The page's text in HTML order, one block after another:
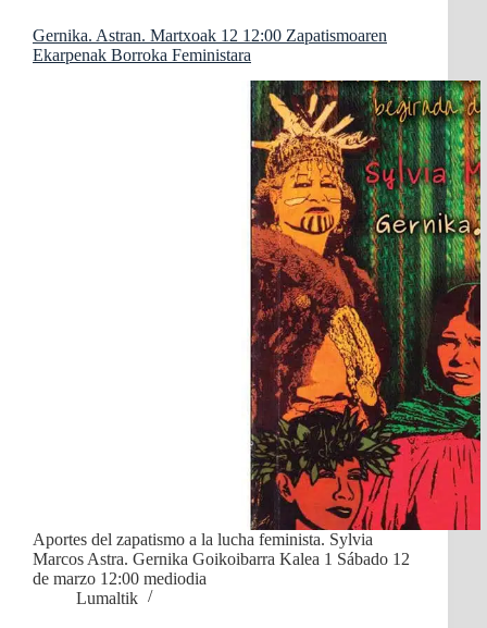
Gernika. Astran. Martxoak 12 12:00 Zapatismoaren
Ekarpenak Borroka Feministara
Aportes del zapatismo a la lucha feminista. Sylvia
Marcos Astra. Gernika Goikoibarra Kalea 1 Sábado 12
de marzo 12:00 mediodia
Lumaltik